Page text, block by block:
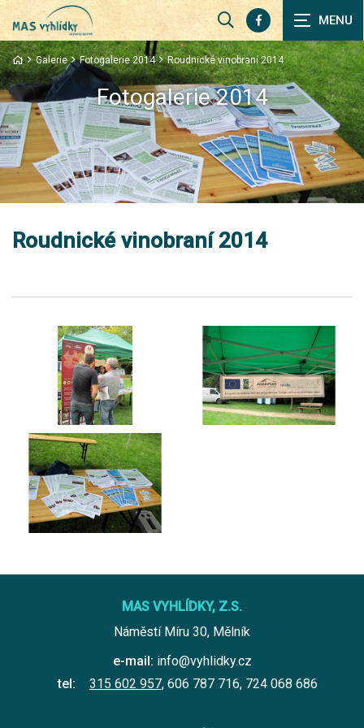
Zobrazit
vyhledávání
Galerie Fotogalerie 2014 Roudnické vinobraní 2014
Fotogalerie 2014
Roudnické vinobraní 2014
MAS VYHLÍDKY, Z.S.
Náměstí Míru 30, Mělník
e-mail: info@vyhlidky.cz
tel:
315 602 957, 606 787 716, 724 068 686